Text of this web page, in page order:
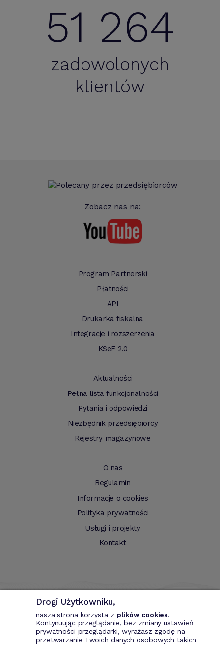
51 264
zadowolonych
klientów
Zobacz nas na:
Program Partnerski
Płatności
API
Drukarka fiskalna
Integracje i rozszerzenia
KSeF 2.0
Aktualności
Pełna lista funkcjonalności
Pytania i odpowiedzi
Niezbędnik przedsiębiorcy
Rejestry magazynowe
O nas
Regulamin
Informacje o cookies
Polityka prywatności
Usługi i projekty
Kontakt
Drogi Użytkowniku,
nasza strona korzysta z plików cookies.
Kontynuując przeglądanie, bez zmiany ustawień
prywatności przeglądarki, wyrażasz zgodę na
przetwarzanie Twoich danych osobowych takich